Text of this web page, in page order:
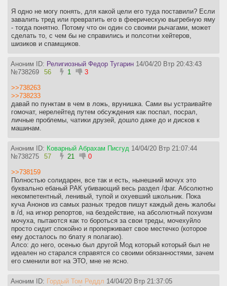
Я одно не могу понять, для какой цели его туда поставили? Если
завалить тред или превратить его в феерическую выгребную яму
- тогда понятно. Потому что он один со своими рычагами, может
сделать то, с чем бы не справились и полсотни хейтеров,
шизиков и спамщиков.
Аноним ID: Религиозный Федор Тугарин 14/04/20 Втр 20:43:43
№738269 56 1 3
>>738263
>>738233
давай по пунктам в чем в ложь, врунишка. Сами вы устраивайте
гомочат, нерелейтед путем обсуждения как поспал, посрал,
личные проблемы, чатики друзей, дошло даже до и дисков к
машинам.
Аноним ID: Коварный Абрахам Писгуд 14/04/20 Втр 21:07:44
№738275 57 21 0
>>738159
Полностью солидарен, все так и есть, нынешний мочух это
буквально ебаный РАК убивающий весь раздел /фаг. Абсолютно
некомпетентный, ленивый, тупой и охуевший школьник. Пока
куча Анонов из самых разных тредов пишут каждый день жалобы
в /d, на игнор репортов, на бездействие, на абсолютный похуизм
мочуха, пытаются как то бороться за свои треды, мочехуйло
просто сидит спокойно и проперживает свое местечко (которое
ему досталось по блату я полагаю).
Алсо: до него, осенью был другой Мод который который был не
идеален но старался справятся со своими обязанностями, зачем
его сменили вот на ЭТО, мне не ясно.
Аноним ID: Гордый Том Реддл 14/04/20 Втр 21:37:05